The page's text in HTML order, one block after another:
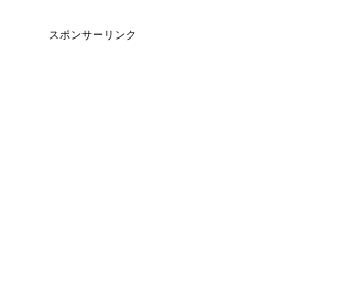
スポンサーリンク